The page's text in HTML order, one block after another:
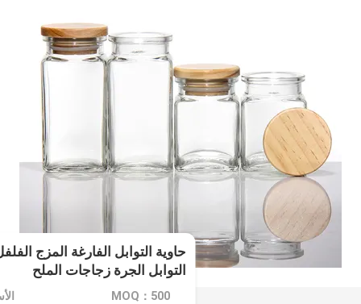
التوابل الجرة زجاجات الملح
MOQ：500